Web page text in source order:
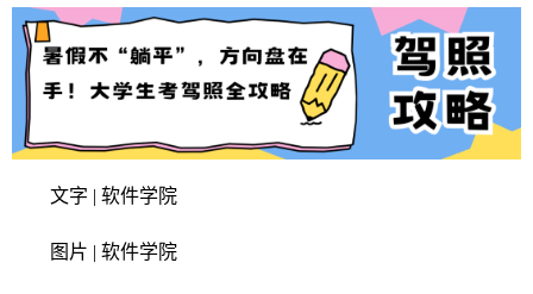
文字 | 软件学院
图片 | 软件学院